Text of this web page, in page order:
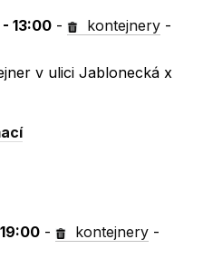
13:00 - kontejnery -
v ulici Jablonecká x
- kontejnery -